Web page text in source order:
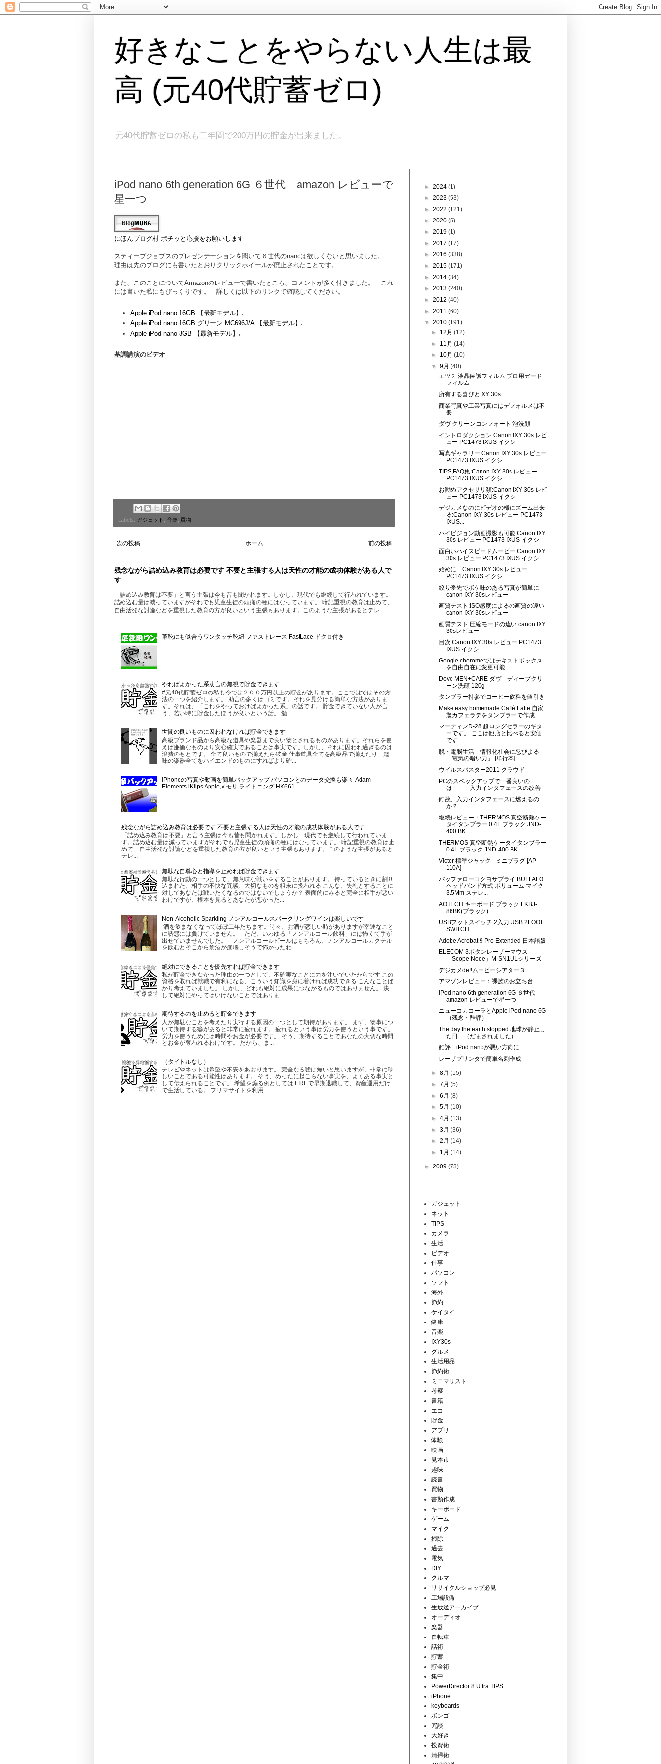
好きなことをやらない人生は最
高 (元40代貯蓄ゼロ)
元40代貯蓄ゼロの私も二年間で200万円の貯金が出来ました。
iPod nano 6th generation 6G ６世代 amazon レビューで
星一つ
にほんブログ村 ポチッと応援をお願いします
スティーブジョブスのプレゼンテーションを聞いて６世代のnanoは欲しくないと思いました。
理由は先のブログにも書いたとおりクリックホイールが廃止されたことです。
また、このことについてAmazonのレビューで書いたところ、コメントが多く付きました。 これ
には書いた私にもびっくりです。 詳しくは以下のリンクで確認してください。
Apple iPod nano 16GB 【最新モデル】
Apple iPod nano 16GB グリーン MC696J/A 【最新モデル】
Apple iPod nano 8GB 【最新モデル】
基調講演のビデオ
Labels: ガジェット 音楽 買物
次の投稿 前の投稿
ホーム
残念ながら詰め込み教育は必要です 不要と主張する人は天性の才能の成功体験がある人で
す
「詰め込み教育は不要」と言う主張は今も昔も聞かれます。しかし、現代でも継続して行われています。
詰め込む量は減っていますがそれでも児童生徒の頭痛の種にはなっています。 暗記重視の教育は止めて、
自由活発な討論などを重視した教育の方が良いという主張もあります。このような主張があるとテレ...
革靴にも似合うワンタッチ靴紐 ファストレース FastLace ドクロ付き
やればよかった系助言の無視で貯金できます
#元40代貯蓄ゼロの私も今では２００万円以上の貯金があります。ここではではその方
法の一つを紹介します。 助言の多くはゴミです。それを見分ける簡単な方法がありま
す。それは、「これをやっておけばよかった系」の話です。 貯金できていない人が言
う、若い時に貯金したほうが良いという話。 勉...
世間の良いものに囚われなければ貯金できます
高級ブランド品から高級な道具や楽器まで良い物とされるものがあります。それらを使
えば廉価なものより安心確実であることは事実です。しかし、それに囚われ過ぎるのは
浪費のもとです。 全て良いもので揃えたら破産 仕事道具全てを高級品で揃えたり、趣
味の楽器全てをハイエンドのものにすればより確...
iPhoneの写真や動画を簡単バックアップ パソコンとのデータ交換も楽々 Adam
Elements iKlips Appleメモリ ライトニング HK661
残念ながら詰め込み教育は必要です 不要と主張する人は天性の才能の成功体験がある人です
「詰め込み教育は不要」と言う主張は今も昔も聞かれます。しかし、現代でも継続して行われていま
す。詰め込む量は減っていますがそれでも児童生徒の頭痛の種にはなっています。 暗記重視の教育は止
めて、自由活発な討論などを重視した教育の方が良いという主張もあります。このような主張があると
テレ...
無駄な自尊心と指導を止めれば貯金できます
無駄な行動の一つとして、無意味な戦いをすることがあります。 待っているときに割り
込まれた、相手の不快な冗談、大切なものを粗末に扱われる こんな、失礼とすることに
対してあなたは戦いたくなるのではないでしょうか？ 表面的にみると完全に相手が悪い
わけですが、根本を見るとあなたが悪かった...
Non-Alcoholic Sparkling ノンアルコールスパークリングワインは楽しいです
酒を飲まなくなってほぼ二年たちます。時々、お酒が恋しい時がありますが幸運なこと
に誘惑には負けていません。 ただ、いわゆる「ノンアルコール飲料」には怖くて手が
出せていませんでした。 ノンアルコールビールはもちろん、ノンアルコールカクテル
を飲むとそこから禁酒が崩壊しそうで怖かったわ...
絶対にできることを優先すれば貯金できます
私が貯金できなかった理由の一つとして、不確実なことに力を注いでいたからです この
資格を取れば就職で有利になる、こういう知識を身に着ければ成功できる こんなことば
かり考えていました。 しかし、どれも絶対に成果につながるものではありません。 決
して絶対にやってはいけないことではありま...
期待するのを止めると貯金できます
人が無駄なことを考えたり実行する原因の一つとして期待があります。 まず、物事につ
いて期待する癖があると非常に疲れます。 疲れるという事は労力を使うという事です。
労力を使うためには時間やお金が必要です。 そう、期待することであなたの大切な時間
とお金が奪われるわけです。 だから、ま...
（タイトルなし）
テレビやネットは希望や不安をあおります。 完全なる嘘は無いと思いますが、非常に珍
しいことである可能性はあります。 そう、めったに起こらない事実を、よくある事実と
して伝えられることです。 希望を煽る例としては FIREで早期退職して、資産運用だけ
で生活している。 フリマサイトを利用...
► 2024 (1)
► 2023 (53)
► 2022 (121)
► 2020 (5)
► 2019 (1)
► 2017 (17)
► 2016 (338)
► 2015 (171)
► 2014 (34)
► 2013 (240)
► 2012 (40)
► 2011 (60)
▼ 2010 (191)
► 12月(12)
► 11月(14)
► 10月(10)
▼9月(40)
エツミ 液晶保護フィルム プロ用ガード
フィルム
所有する喜びとIXY 30s
商業写真や工業写真にはデフォルメは不
要
ダヴ クリーンコンフォート 泡洗顔
イントロダクション:Canon IXY 30s レビ
ュー PC1473 IXUS イクシ
写真ギャラリー:Canon IXY 30s レビュー
PC1473 IXUS イクシ
TIPS,FAQ集:Canon IXY 30s レビュー
PC1473 IXUS イクシ
お勧めアクセサリ類:Canon IXY 30s レビ
ュー PC1473 IXUS イクシ
デジカメなのにビデオの様にズーム出来
る:Canon IXY 30s レビュー PC1473
IXUS...
ハイビジョン動画撮影も可能:Canon IXY
30s レビュー PC1473 IXUS イクシ
面白いハイスピードムービー:Canon IXY
30s レビュー PC1473 IXUS イクシ
始めに Canon IXY 30s レビュー
PC1473 IXUS イクシ
絞り優先でボケ味のある写真が簡単に
canon IXY 30sレビュー
画質テスト:ISO感度によるの画質の違い
canon IXY 30sレビュー
画質テスト:圧縮モードの違い canon IXY
30sレビュー
目次:Canon IXY 30s レビュー PC1473
IXUS イクシ
Google choromeではテキストボックス
を自由自在に変更可能
Dove MEN+CARE ダヴ ディープクリ
ーン洗顔 120g
タンブラー持参でコーヒー飲料を値引き
Make easy homemade Caffè Latte 自家
製カフェラテをタンブラーで作成
マーティンD-28:超ロングセラーのギタ
ーです。 ここは他店と比べると安価
です
脱・電脳生活―情報化社会に忍びよる
「電気の暗い力」 [単行本]
ウイルスバスター2011 クラウド
PCのスペックアップで一番良いの
は・・・入力インタフェースの改善
何故、入力インタフェースに燃えるの
か？
継続レビュー：THERMOS 真空断熱ケー
タイタンブラー 0.4L ブラック JND-
400 BK
THERMOS 真空断熱ケータイタンブラー
0.4L ブラック JND-400 BK
Victor 標準ジャック - ミニプラグ [AP-
110A]
バッファローコクヨサプライ BUFFALO
ヘッドバンド方式 ボリューム マイク
3.5Mm ステレ...
AOTECH キーボード ブラック FKBJ-
86BK(ブラック)
USBフットスイッチ 2入力 USB 2FOOT
SWITCH
Adobe Acrobat 9 Pro Extended 日本語版
ELECOM 3ボタンレーザーマウス
「Scope Node」M-SN1ULシリーズ
デジカメde!!ムービーシアター３
アマゾンレビュー：裸族のお立ち台
iPod nano 6th generation 6G ６世代
amazon レビューで星一つ
ニューコカコーラとApple iPod nano 6G
（残念・酷評）
The day the earth stopped 地球が静止し
た日 （だまされました）
酷評 iPod nanoが悪い方向に
レーザプリンタで簡単名刺作成
►8月(15)
►7月(5)
►6月(8)
►5月(10)
►4月(13)
►3月(36)
►2月(14)
► 1月(14)
► 2009 (73)
ガジェット
ネット
TIPS
カメラ
生活
ビデオ
仕事
パソコン
ソフト
海外
節約
ケイタイ
健康
音楽
IXY30s
グルメ
生活用品
節約術
ミニマリスト
考察
書籍
エコ
貯金
アプリ
体験
映画
見本市
趣味
読書
買物
書類作成
キーボード
ゲーム
マイク
掃除
過去
電気
DIY
クルマ
リサイクルショップ必見
工場設備
生放送アーカイブ
オーディオ
楽器
自転車
話術
貯蓄
貯金術
集中
PowerDirector 8 Ultra TIPS
iPhone
keyboards
ボンゴ
冗談
大好き
投資術
清掃術